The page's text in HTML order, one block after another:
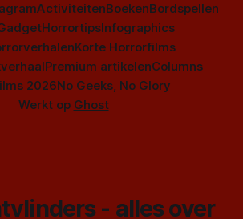
ActiviteitenBoekenBordspellen
HorrortipsInfographics
Korte Horrorfilms
Premium artikelenColumns
2026No Geeks, No Glory
Werkt op Ghost
- alles over